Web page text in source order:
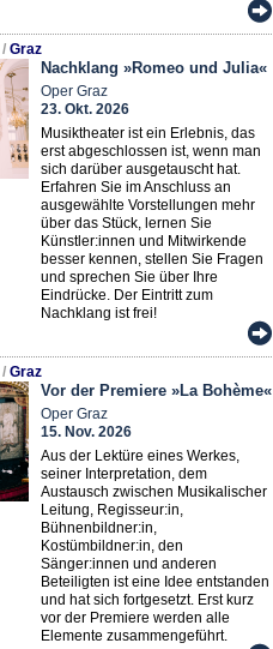
/ Graz
Nachklang »Romeo und Julia«
Oper Graz
23. Okt. 2026
Musiktheater ist ein Erlebnis, das
erst abgeschlossen ist, wenn man
sich darüber ausgetauscht hat.
Erfahren Sie im Anschluss an
ausgewählte Vorstellungen mehr
über das Stück, lernen Sie
Künstler:innen und Mitwirkende
besser kennen, stellen Sie Fragen
und sprechen Sie über Ihre
Eindrücke. Der Eintritt zum
Nachklang ist frei!
/ Graz
Vor der Premiere »La Bohème«
Oper Graz
15. Nov. 2026
Aus der Lektüre eines Werkes,
seiner Interpretation, dem
Austausch zwischen Musikalischer
Leitung, Regisseur:in,
Bühnenbildner:in,
Kostümbildner:in, den
Sänger:innen und anderen
Beteiligten ist eine Idee entstanden
und hat sich fortgesetzt. Erst kurz
vor der Premiere werden alle
Elemente zusammengeführt.